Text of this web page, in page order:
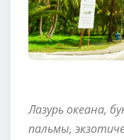
Лазурь океана,
пальмы,